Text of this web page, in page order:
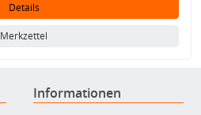
Details
Merkzettel
Informationen